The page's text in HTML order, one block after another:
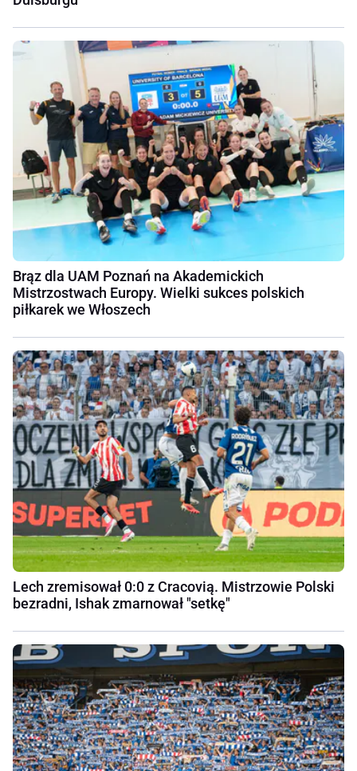
Brąz dla UAM Poznań na Akademickich
Mistrzostwach Europy. Wielki sukces polskich
piłkarek we Włoszech
Lech zremisował 0:0 z Cracovią. Mistrzowie Polski
bezradni, Ishak zmarnował "setkę"